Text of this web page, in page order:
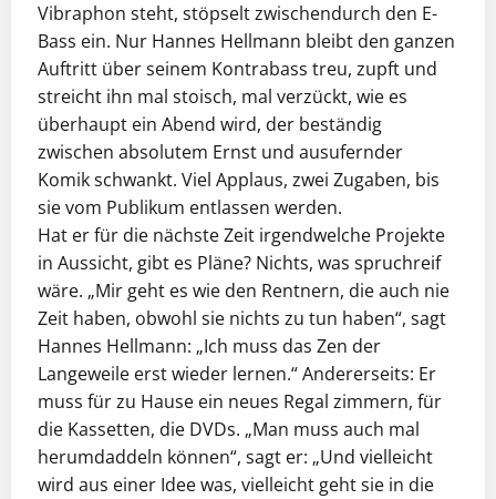
Vibraphon steht, stöpselt zwischendurch den E-
Bass ein. Nur Hannes Hellmann bleibt den ganzen
Auftritt über seinem Kontrabass treu, zupft und
streicht ihn mal stoisch, mal verzückt, wie es
überhaupt ein Abend wird, der beständig
zwischen absolutem Ernst und ausufernder
Komik schwankt. Viel Applaus, zwei Zugaben, bis
sie vom Publikum entlassen werden.
Hat er für die nächste Zeit irgendwelche Projekte
in Aussicht, gibt es Pläne? Nichts, was spruchreif
wäre. „Mir geht es wie den Rentnern, die auch nie
Zeit haben, obwohl sie nichts zu tun haben“, sagt
Hannes Hellmann: „Ich muss das Zen der
Langeweile erst wieder lernen.“ Andererseits: Er
muss für zu Hause ein neues Regal zimmern, für
die Kassetten, die DVDs. „Man muss auch mal
herumdaddeln können“, sagt er: „Und vielleicht
wird aus einer Idee was, vielleicht geht sie in die